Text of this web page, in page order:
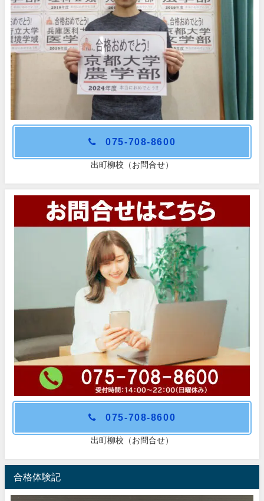
075-708-8600
出町柳校（お問合せ）
075-708-8600
出町柳校（お問合せ）
合格体験記